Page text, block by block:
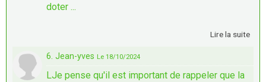
doter ...
Lire la suite
6. Jean-yves Le 18/10/2024
LJe pense qu'il est important de rappeler que la